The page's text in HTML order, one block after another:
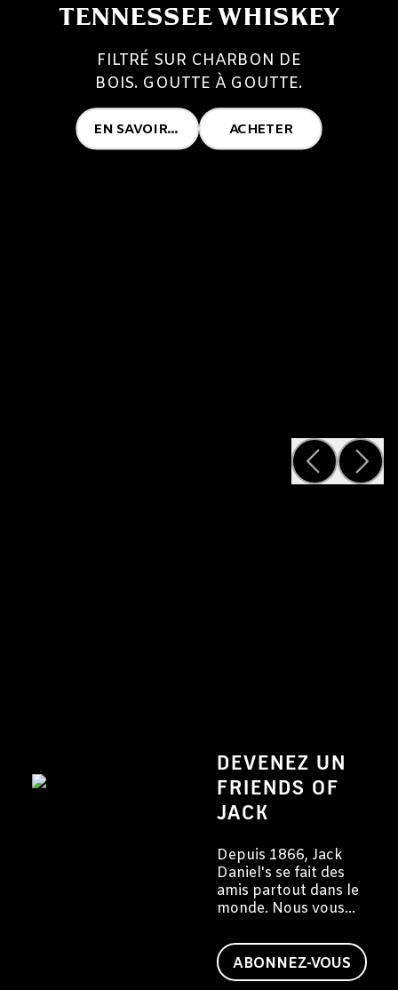
TENNESSEE WHISKEY
FILTRÉ SUR CHARBON DE
BOIS. GOUTTE À GOUTTE.
EN SAVOIR PLUS ACHETER
DEVENEZ UN
FRIENDS OF
JACK
Depuis 1866, Jack
Daniel's se fait des
amis partout dans le
monde. Nous vous
vous aussi un ami de
Jack.ABONNEZ-VOUS